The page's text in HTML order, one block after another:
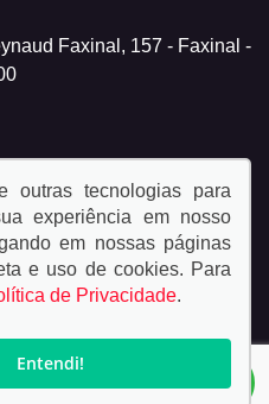
Faxinal, 157 - Faxinal -
2026
outras tecnologias para
experiência em nosso
em nossas páginas
e uso de cookies. Para
de Privacidade.
Entendi!